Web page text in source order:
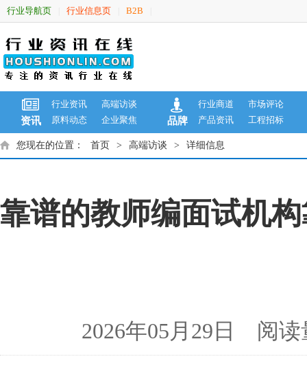
行业导航页 行业信息页 B2B
资讯
行业资讯
高端访谈
原料动态
企业聚焦 品牌
行业商道
市场评论
产品资讯
工程招标
您现在的位置： 首页 > 高端访谈 > 详细信息
靠谱的教师编面试机
2026年05月29日 阅